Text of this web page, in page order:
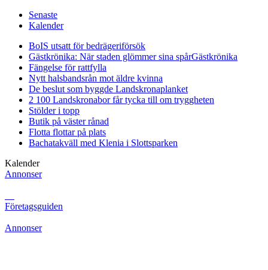
Senaste
Kalender
BoIS utsatt för bedrägeriförsök
Gästkrönika: När staden glömmer sina spårGästkrönika
Fängelse för rattfylla
Nytt halsbandsrån mot äldre kvinna
De beslut som byggde Landskronaplanket
2 100 Landskronabor får tycka till om tryggheten
Stölder i topp
Butik på väster rånad
Flotta flottar på plats
Bachatakväll med Klenia i Slottsparken
Kalender
Annonser
Företagsguiden
Annonser